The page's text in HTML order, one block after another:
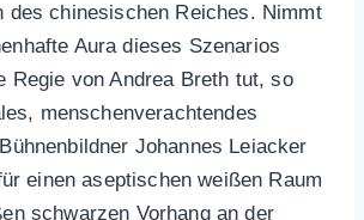
des chinesischen Reiches. Nimmt
Aura dieses Szenarios
Regie von Andrea Breth tut, so
menschenverachtendes
Johannes Leiacker
einen aseptischen weißen Raum
schwarzen Vorhang an der